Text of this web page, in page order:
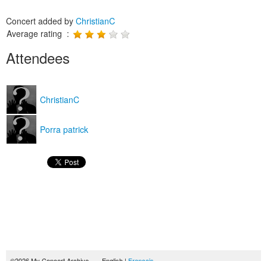
Concert added by ChristianC
Average rating :
Attendees
ChristianC
Porra patrick